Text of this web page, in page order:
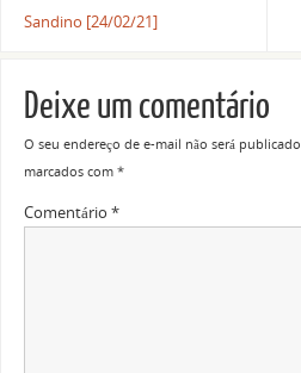
Sandino [24/02/21]
Deixe um comentário
O seu endereço de e-mail não será publicado.
marcados com *
Comentário *